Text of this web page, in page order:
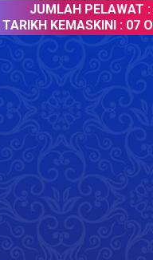
JUMLAH PELAWAT :
TARIKH KEMASKINI : 07